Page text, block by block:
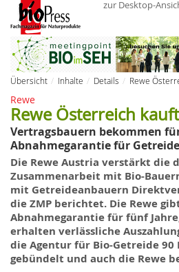
zur Desktop-
Übersicht Inhalte Details Rewe
Rewe
Rewe Österreich
Vertragsbauern bekommen
Abnahmegarantie für Getreide
Die Rewe Austria verstärkt die
Zusammenarbeit mit Bio-
mit Getreideanbauern
die ZMP berichtet. Die Rewe
Abnahmegarantie für fünf
erhalten verlässliche
die Agentur für Bio-Getreide 90
gebündelt und auch die Rewe